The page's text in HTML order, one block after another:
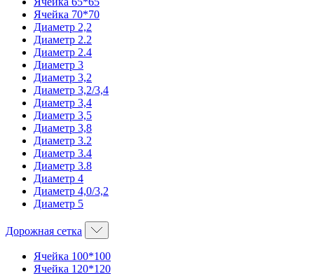
Ячейка 70*70
Диаметр 2,2
Диаметр 2.2
Диаметр 2.4
Диаметр 3
Диаметр 3,2
Диаметр 3,2/3,4
Диаметр 3,4
Диаметр 3,5
Диаметр 3,8
Диаметр 3.2
Диаметр 3.4
Диаметр 3.8
Диаметр 4
Диаметр 4,0/3,2
Диаметр 5
Дорожная сетка
Ячейка 100*100
Ячейка 120*120